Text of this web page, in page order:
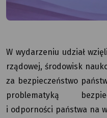
W wydarzeniu udział
rządowej, środowisk
za bezpieczeństwo
problematyką
i odporności państwa na